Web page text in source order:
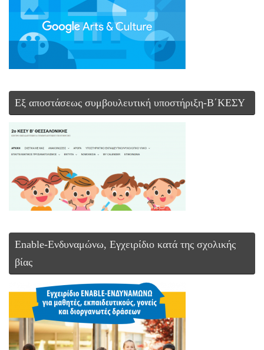
Εξ αποστάσεως συμβουλευτική υποστήριξη-Β΄ΚΕΣΥ
Enable-Ενδυναμώνω, Εγχειρίδιο κατά της σχολικής
βίας